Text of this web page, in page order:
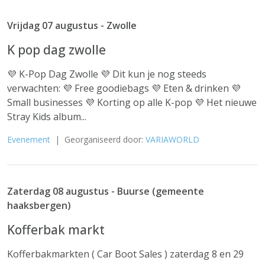
Vrijdag 07 augustus - Zwolle
K pop dag zwolle
💜 K-Pop Dag Zwolle 💜 Dit kun je nog steeds
verwachten: 💜 Free goodiebags 💜 Eten & drinken 💜
Small businesses 💜 Korting op alle K-pop 💜 Het nieuwe
Stray Kids album...
Evenement | Georganiseerd door: VARIAWORLD
Zaterdag 08 augustus - Buurse (gemeente
haaksbergen)
Kofferbak markt
Kofferbakmarkten ( Car Boot Sales ) zaterdag 8 en 29